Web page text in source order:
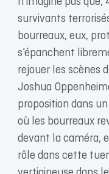
survivants
bourreaux, eux,
s’épanchent
rejouer les scènes
Joshua
proposition dans
où les bourreaux
devant la caméra,
rôle dans cette